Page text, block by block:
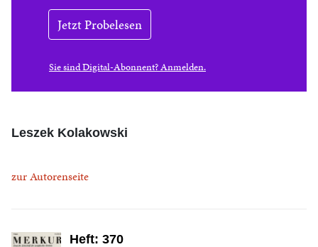
Jetzt Probelesen
Sie sind Digital-Abonnent? Anmelden.
Leszek Kolakowski
zur Autorenseite
Heft: 370